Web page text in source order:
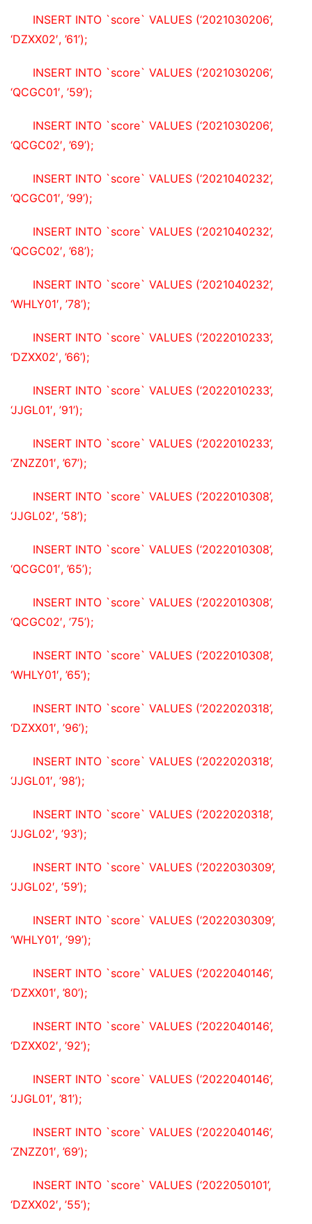
INSERT INTO `score` VALUES (‘2021030206’,
‘DZXX02′, ’61’);
INSERT INTO `score` VALUES (‘2021030206’,
‘QCGC01′, ’59’);
INSERT INTO `score` VALUES (‘2021030206’,
‘QCGC02′, ’69’);
INSERT INTO `score` VALUES (‘2021040232’,
‘QCGC01′, ’99’);
INSERT INTO `score` VALUES (‘2021040232’,
‘QCGC02′, ’68’);
INSERT INTO `score` VALUES (‘2021040232’,
‘WHLY01′, ’78’);
INSERT INTO `score` VALUES (‘2022010233’,
‘DZXX02′, ’66’);
INSERT INTO `score` VALUES (‘2022010233’,
‘JJGL01′, ’91’);
INSERT INTO `score` VALUES (‘2022010233’,
‘ZNZZ01′, ’67’);
INSERT INTO `score` VALUES (‘2022010308’,
‘JJGL02′, ’58’);
INSERT INTO `score` VALUES (‘2022010308’,
‘QCGC01′, ’65’);
INSERT INTO `score` VALUES (‘2022010308’,
‘QCGC02′, ’75’);
INSERT INTO `score` VALUES (‘2022010308’,
‘WHLY01′, ’65’);
INSERT INTO `score` VALUES (‘2022020318’,
‘DZXX01′, ’96’);
INSERT INTO `score` VALUES (‘2022020318’,
‘JJGL01′, ’98’);
INSERT INTO `score` VALUES (‘2022020318’,
‘JJGL02′, ’93’);
INSERT INTO `score` VALUES (‘2022030309’,
‘JJGL02′, ’59’);
INSERT INTO `score` VALUES (‘2022030309’,
‘WHLY01′, ’99’);
INSERT INTO `score` VALUES (‘2022040146’,
‘DZXX01′, ’80’);
INSERT INTO `score` VALUES (‘2022040146’,
‘DZXX02′, ’92’);
INSERT INTO `score` VALUES (‘2022040146’,
‘JJGL01′, ’81’);
INSERT INTO `score` VALUES (‘2022040146’,
‘ZNZZ01′, ’69’);
INSERT INTO `score` VALUES (‘2022050101’,
‘DZXX02′, ’55’);